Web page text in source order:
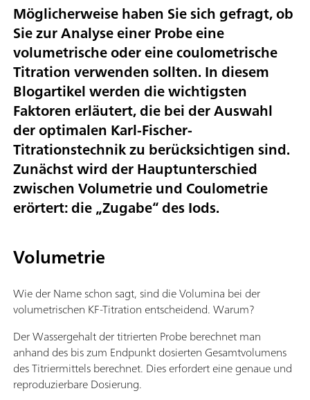
Möglicherweise haben Sie sich gefragt, ob
Sie zur Analyse einer Probe eine
volumetrische oder eine coulometrische
Titration verwenden sollten. In diesem
Blogartikel werden die wichtigsten
Faktoren erläutert, die bei der Auswahl
der optimalen Karl-Fischer-
Titrationstechnik zu berücksichtigen sind.
Zunächst wird der Hauptunterschied
zwischen Volumetrie und Coulometrie
erörtert: die „Zugabe“ des Iods.
Volumetrie
Wie der Name schon sagt, sind die Volumina bei der
volumetrischen KF-Titration entscheidend. Warum?
Der Wassergehalt der titrierten Probe berechnet man
anhand des bis zum Endpunkt dosierten Gesamtvolumens
des Titriermittels berechnet. Dies erfordert eine genaue und
reproduzierbare Dosierung.